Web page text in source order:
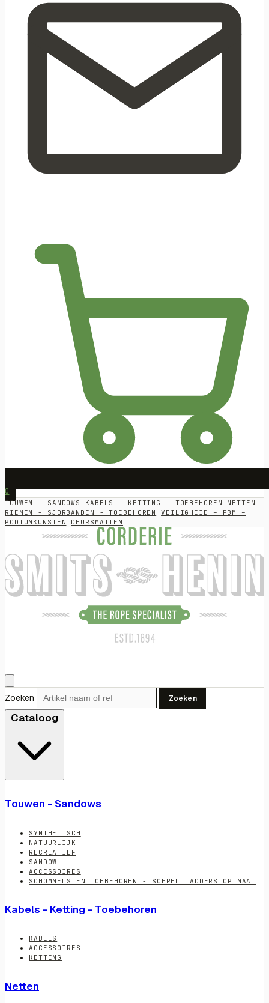
0
TOUWEN - SANDOWS KABELS - KETTING - TOEBEHOREN
NETTEN
RIEMEN - SJORBANDEN - TOEBEHOREN
VEILIGHEID – PBM –
PODIUMKUNSTEN
DEURSMATTEN
Zoeken Zoeken
Cataloog
Touwen - Sandows
SYNTHETISCH
NATUURLIJK
RECREATIEF
SANDOW
ACCESSOIRES
SCHOMMELS EN TOEBEHOREN - SOEPEL LADDERS OP MAAT
Kabels - Ketting - Toebehoren
KABELS
ACCESSOIRES
KETTING
Netten